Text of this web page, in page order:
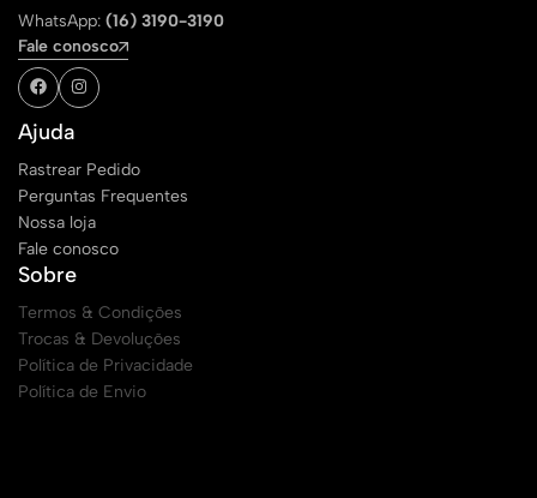
WhatsApp: (16) 3190-3190
Fale conosco
Ajuda
Rastrear Pedido
Perguntas Frequentes
Nossa loja
Fale conosco
Sobre
Termos & Condições
Trocas & Devoluções
Política de Privacidade
Política de Envio